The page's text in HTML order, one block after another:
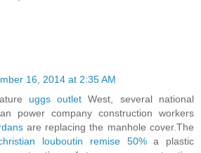
16, 2014 at 2:35 AM
uggs outlet West, several national
power company construction workers
are replacing the manhole cover.The
louboutin remise 50%a plastic